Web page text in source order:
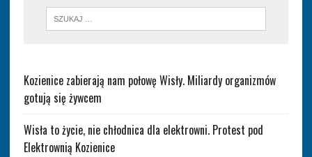
Kozienice zabierają nam połowę Wisły. Miliardy organizmów
gotują się żywcem
Wisła to życie, nie chłodnica dla elektrowni. Protest pod
Elektrownią Kozienice